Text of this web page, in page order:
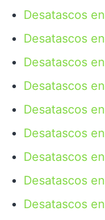
Desatascos
Desatascos
Desatascos
Desatascos
Desatascos
Desatascos
Desatascos
Desatascos
Desatascos